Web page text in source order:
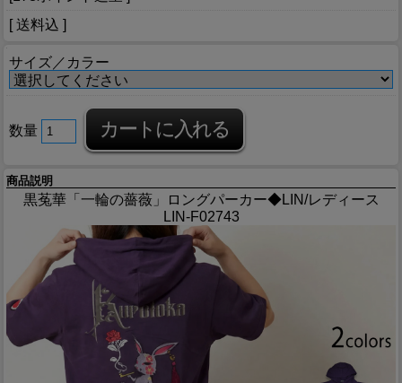
[ 送料込 ]
サイズ／カラー
数量
商品説明
黒菟華「一輪の薔薇」ロングパーカー◆LIN/レディース
LIN-F02743